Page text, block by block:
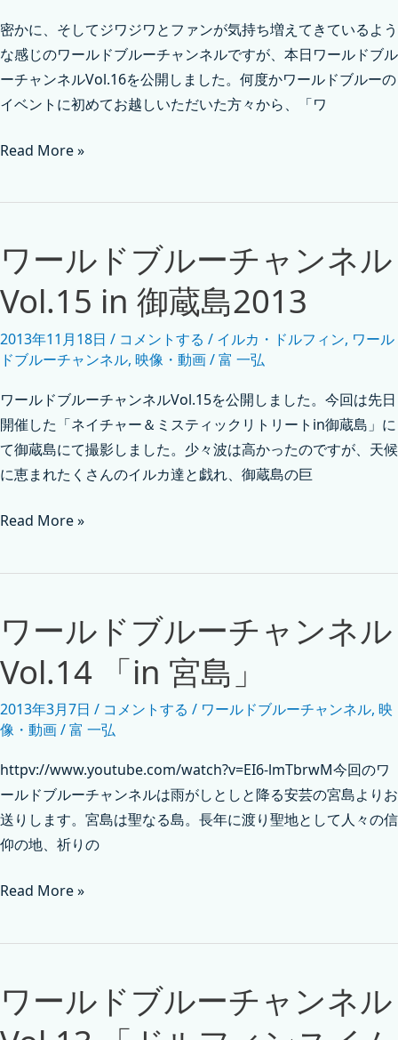
密かに、そしてジワジワとファンが気持ち増えてきているよう
な感じのワールドブルーチャンネルですが、本日ワールドブル
ーチャンネルVol.16を公開しました。何度かワールドブルーの
イベントに初めてお越しいただいた方々から、「ワ
Read More »
ワールドブルーチャンネル
Vol.15 in 御蔵島2013
2013年11月18日 / コメントする / イルカ・ドルフィン, ワール
ドブルーチャンネル, 映像・動画/富 一弘
ワールドブルーチャンネルVol.15を公開しました。今回は先日
開催した「ネイチャー＆ミスティックリトリートin御蔵島」に
て御蔵島にて撮影しました。少々波は高かったのですが、天候
に恵まれたくさんのイルカ達と戯れ、御蔵島の巨
Read More »
ワールドブルーチャンネル
Vol.14 「in 宮島」
2013年3月7日 / コメントする / ワールドブルーチャンネル, 映
像・動画/富 一弘
httpv://www.youtube.com/watch?v=EI6-lmTbrwM今回のワ
ールドブルーチャンネルは雨がしとしと降る安芸の宮島よりお
送りします。宮島は聖なる島。長年に渡り聖地として人々の信
仰の地、祈りの
Read More »
ワールドブルーチャンネル